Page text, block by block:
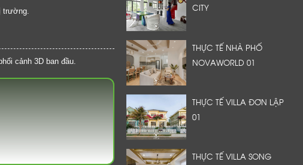
trường.
cảnh 3D ban đầu.
CITY
THỰC TẾ NHÀ PHỐ
NOVAWORLD 01
THỰC TẾ VILLA ĐƠN LẬP
01
THỰC TẾ VILLA SONG